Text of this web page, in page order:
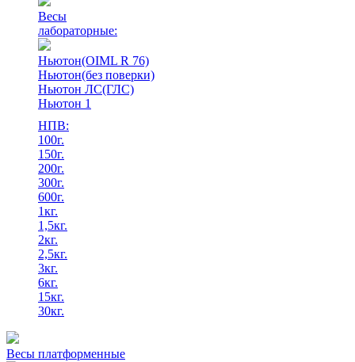
Весы
лабораторные:
Ньютон(OIML R 76)
Ньютон(без поверки)
Ньютон ЛС(ГЛС)
Ньютон 1
НПВ:
100г.
150г.
200г.
300г.
600г.
1кг.
1,5кг.
2кг.
2,5кг.
3кг.
6кг.
15кг.
30кг.
Весы платформенные